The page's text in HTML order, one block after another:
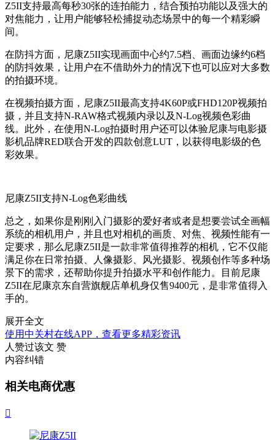
Z5II支持最高每秒30张的连拍能力，结合预拍功能以及强大的
对焦能力，让用户能够轻松捕捉动态场景中的每一个精彩瞬
间。
在防抖方面，尼康Z5II实现画面中心约7.5档、画面边缘约6档
的防抖效果，让用户在不借助外力的情况下也可以应对大多数
的拍摄环境。
在视频拍摄方面，尼康Z5II最高支持4K60P或FHD120P视频拍
摄，并且支持N-RAW格式视频内录以及N-Log视频色彩曲
线。此外，在使用N-Log拍摄时用户还可以体验尼康与电影摄
影机品牌RED联合开发的四款创意LUT，以获得电影级的色
彩效果。
尼康Z5II支持N-Log色彩曲线
总之，如果你是刚刚入门摄影的爱好者或者是想要尝试全画幅
系统的相机用户，并且也对相机的画质、对焦、视频性能有一
定要求，那么尼康Z5II是一款非常值得推荐的相机，它不仅能
满足你在日常拍摄、人像摄影、风光摄影、视频创作等多种场
景下的需求，还帮助你提升拍摄水平和创作能力。目前尼康
Z5II在尼康京东自营旗舰店单机身仅售9400元，是非常值得入
手的。
展开全文
使用中关村在线APP，查看更多精彩资讯
人赞过该文 赞
内容纠错
相关电商优惠
